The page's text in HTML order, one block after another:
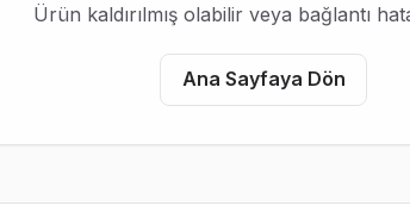
Ürün kaldırılmış olabilir veya bağlantı
Ana Sayfaya Dön